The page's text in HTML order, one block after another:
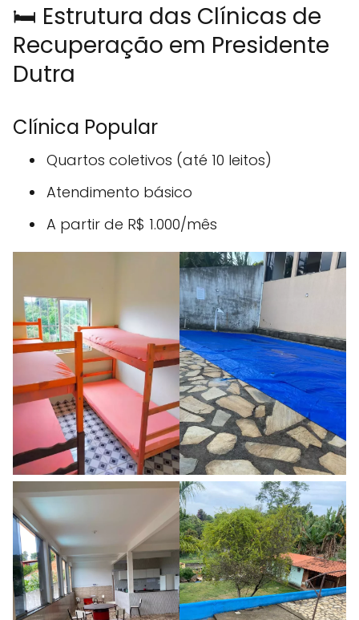
🛏️ Estrutura das Clínicas de
Recuperação em Presidente
Dutra
Clínica Popular
Quartos coletivos (até 10 leitos)
Atendimento básico
A partir de R$ 1.000/mês